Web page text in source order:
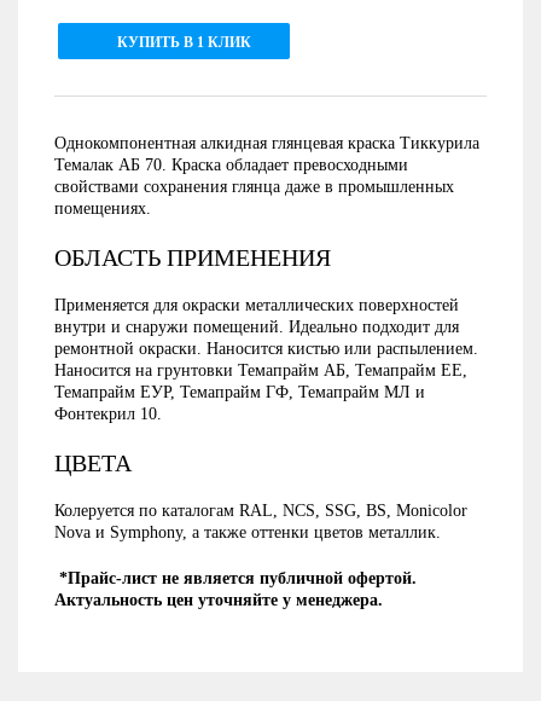
КУПИТЬ В 1 КЛИК
Однокомпонентная алкидная глянцевая краска Тиккурила
Темалак АБ 70. Краска обладает превосходными
свойствами сохранения глянца даже в промышленных
помещениях.
ОБЛАСТЬ ПРИМЕНЕНИЯ
Применяется для окраски металлических поверхностей
внутри и снаружи помещений. Идеально подходит для
ремонтной окраски. Наносится кистью или распылением.
Наносится на грунтовки Темапрайм АБ, Темапрайм ЕЕ,
Темапрайм ЕУР, Темапрайм ГФ, Темапрайм МЛ и
Фонтекрил 10.
ЦВЕТА
Колеруется по каталогам RAL, NCS, SSG, BS, Monicolor
Nova и Symphony, а также оттенки цветов металлик.
*Прайс-лист не является публичной офертой.
Актуальность цен уточняйте у менеджера.